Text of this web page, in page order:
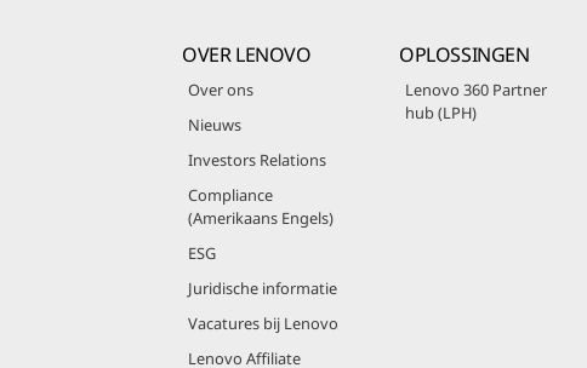
OVER LENOVO
Over ons
Nieuws
Investors Relations
Compliance
(Amerikaans Engels)
ESG
Juridische informatie
Vacatures bij Lenovo
Lenovo Affiliate
OPLOSSINGEN
Lenovo 360 Partner
hub (LPH)